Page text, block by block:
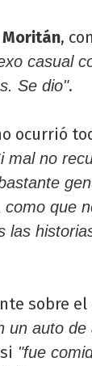
Moritán,
casual
Se dio".
ocurrió
mal no
que
las
sobre el
un auto de
"fue